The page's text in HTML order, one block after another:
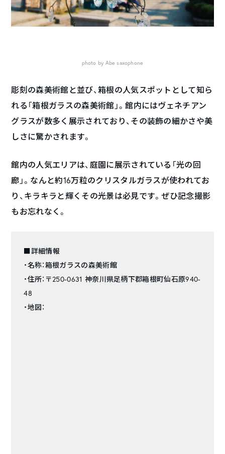
photo by Abe saxophone
彫刻の森美術館と並び、箱根の人気スポットとして知ら
れる「箱根ガラスの森美術館」。館内にはヴェネチアン
グラスが数多く展示されており、その装飾の細かさや美
しさに驚かされます。
館内の人気エリアは、庭園に展示されている「光の回
廊」。なんと約16万粒のクリスタルガラスが使われてお
り、キラキラと輝くその光景は必見です。ぜひ記念撮影
もお忘れなく。
■詳細情報
・名称：箱根ガラスの森美術館
・住所：〒250-0631 神奈川県足柄下郡箱根町仙石原940-
48
・地図：